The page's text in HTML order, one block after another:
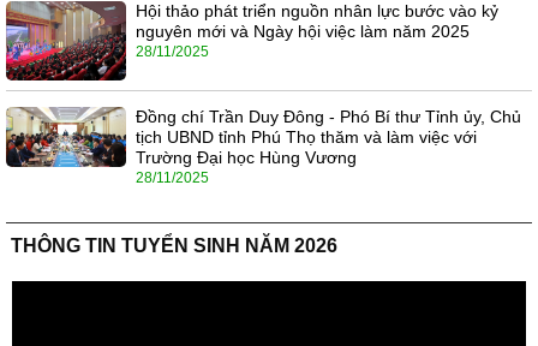
Hội thảo phát triển nguồn nhân lực bước vào kỷ
nguyên mới và Ngày hội việc làm năm 2025
28/11/2025
Đồng chí Trần Duy Đông - Phó Bí thư Tỉnh ủy, Chủ
tịch UBND tỉnh Phú Thọ thăm và làm việc với
Trường Đại học Hùng Vương
28/11/2025
THÔNG TIN TUYỂN SINH NĂM 2026